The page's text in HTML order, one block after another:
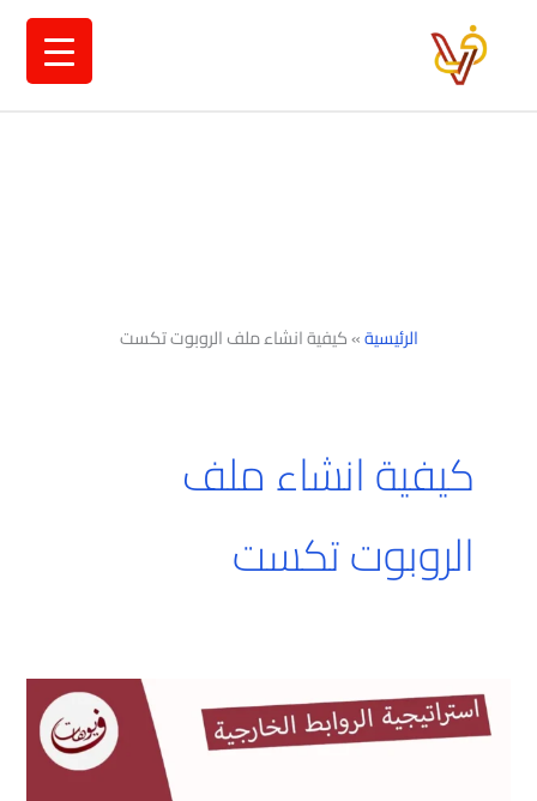
الرئيسية»كيفية انشاء ملف الروبوت تكست
كيفية انشاء ملف
الروبوت تكست
استراتيجية
الروابط